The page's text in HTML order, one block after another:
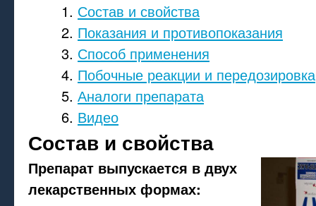
Состав и свойства
Показания и противопоказания
Способ применения
Побочные реакции и передозировка
Аналоги препарата
Видео
Состав и свойства
Препарат выпускается в двух
лекарственных формах: